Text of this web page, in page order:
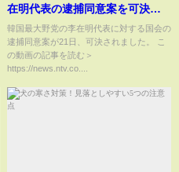
在明代表の逮捕同意案を可決
多くの議員が造反した形
韓国最大野党の李在明代表に対する国会の
逮捕同意案が21日、可決されました。 こ
の動画の記事を読む＞
https://news.ntv.co....